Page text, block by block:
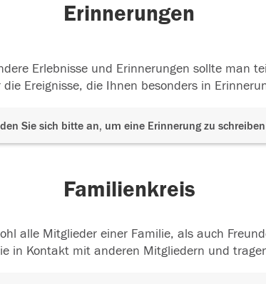
Erinnerungen
Erlebnisse und Erinnerungen sollte man
die Ereignisse, die Ihnen besonders in
Sie sich bitte an, um eine Erinnerung zu schreiben
Familienkreis
alle Mitglieder einer Familie, als auch
in Kontakt mit anderen Mitgliedern und